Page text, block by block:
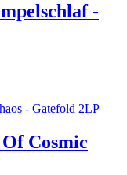
-
Cosmic